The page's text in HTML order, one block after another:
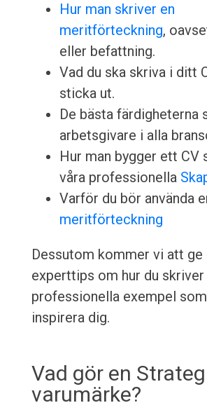
Hur man skriver en
meritförteckning,
eller befattning.
Vad du ska skriva i ditt
sticka ut.
De bästa färdigheterna
arbetsgivare i alla
Hur man bygger ett CV
våra professionella
Varför du bör använda
meritförteckning
Dessutom kommer vi att ge
experttips om hur du skriver
professionella exempel
inspirera dig.
Vad gör en
varumärke?